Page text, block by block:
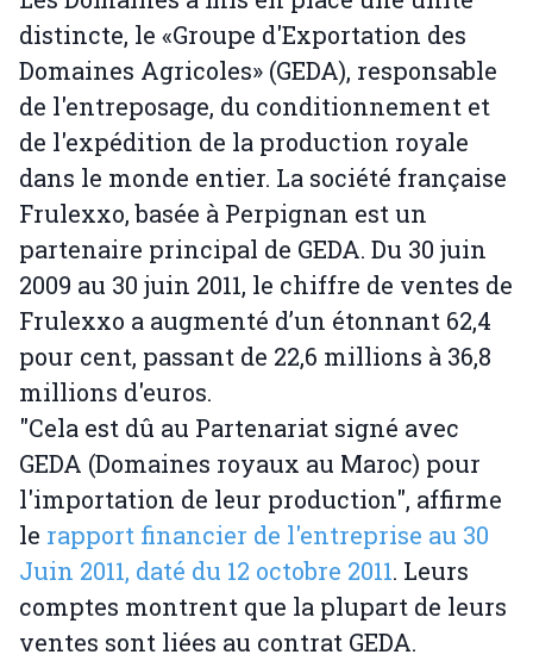
distincte, le «Groupe d'Exportation des
Domaines Agricoles» (GEDA), responsable
de l'entreposage, du conditionnement et
de l'expédition de la production royale
dans le monde entier. La société française
Frulexxo, basée à Perpignan est un
partenaire principal de GEDA. Du 30 juin
2009 au 30 juin 2011, le chiffre de ventes de
Frulexxo a augmenté d’un étonnant 62,4
pour cent, passant de 22,6 millions à 36,8
millions d'euros.
"Cela est dû au Partenariat signé avec
GEDA (Domaines royaux au Maroc) pour
l'importation de leur production", affirme
le rapport financier de l'entreprise au 30
Juin 2011, daté du 12 octobre 2011. Leurs
comptes montrent que la plupart de leurs
ventes sont liées au contrat GEDA.